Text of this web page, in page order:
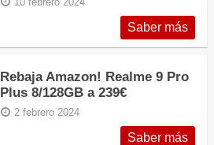
10 febrero 2024
Saber más
Rebaja Amazon! Realme 9 Pro
Plus 8/128GB a 239€
2 febrero 2024
Saber más